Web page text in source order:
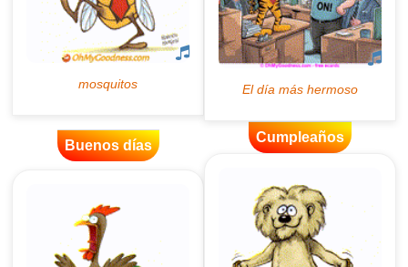
Buenos días
Cumpleaños